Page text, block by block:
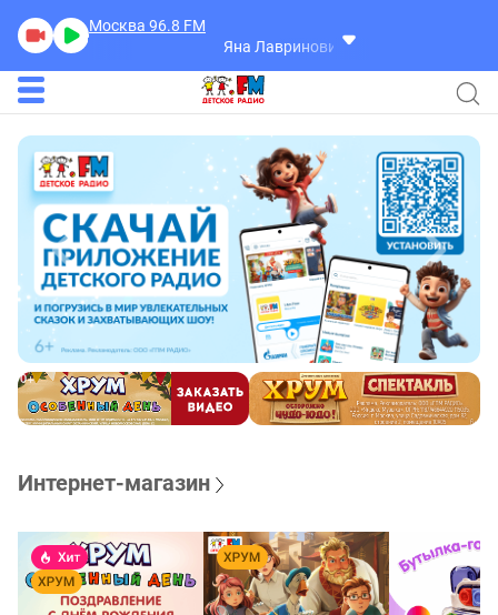
Москва 96.8 FM
Яна Лавринович
Ух Ты!
Интернет-магазин